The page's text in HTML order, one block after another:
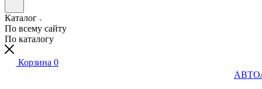
Каталог
По всему сайту
По каталогу
Корзина 0